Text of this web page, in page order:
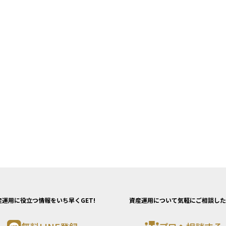
運用に役立つ情報をいち早くGET! 資産運用について気軽にご相談し